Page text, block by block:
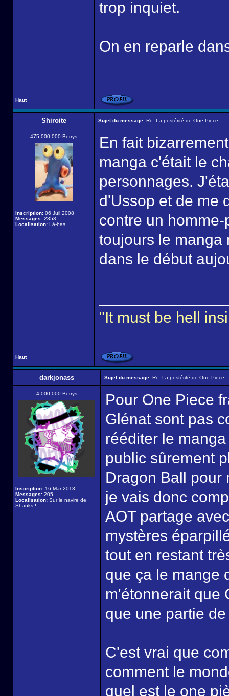
trop inquiet.
On en reparle
Haut
Shiroite Sujet du message: Re: La postérité de One Piece
475 000 000 Berrys
Inscription: 06 Juil 2008
Messages: 2353
Localisation: Là-bas
En fait
manga c'était le
personnages.
d'Ussop et de me
contre un
toujours le manga
dans le début
"It must be hell
Haut
darkjonass Sujet du message: Re: La postérité de One Piece
4 000 000 Berrys
Inscription: 16 Mar 2013
Messages: 205
Localisation: Sur le navire de
Shanks !
Pour One Piece
Glénat sont pas
rééditer le
public sûrement
Dragon Ball pour
je vais donc
AOT partage
mystères
tout en restant
que ça le mange
m'étonnerait que
que une partie
C'est vrai que
comment le
quel est le one